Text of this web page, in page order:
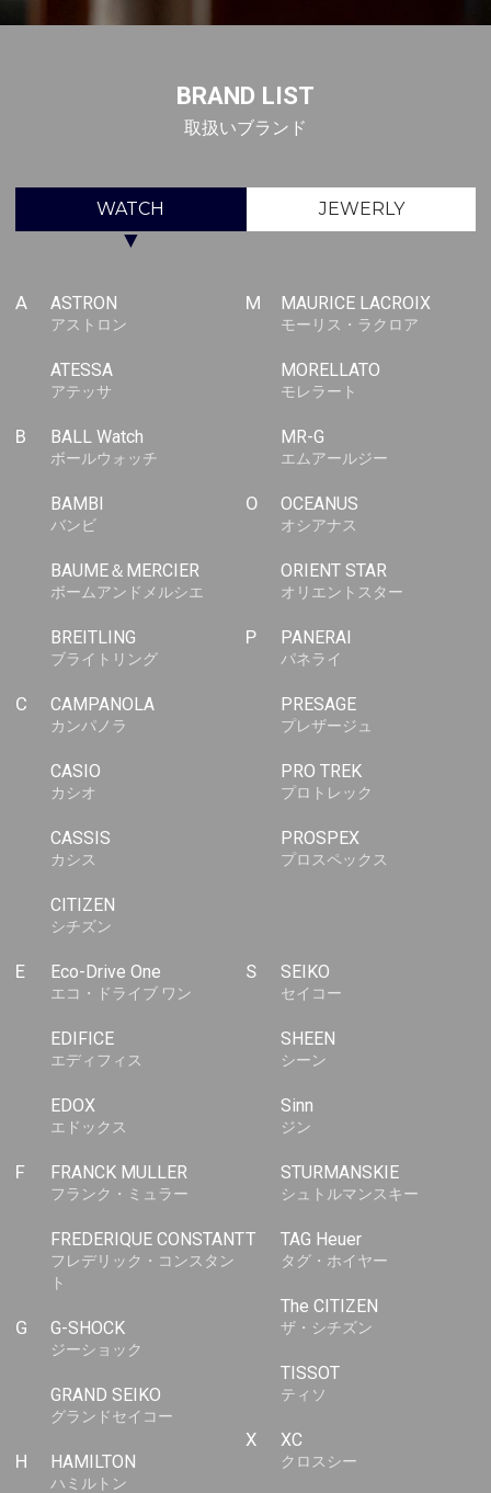
BRAND LIST
取扱いブランド
WATCH JEWERLY
▼
A ASTRON
アストロン
ATESSA
アテッサ
B BALL Watch
ボールウォッチ
BAMBI
バンビ
BAUME＆MERCIER
ボームアンドメルシエ
BREITLING
ブライトリング
C CAMPANOLA
カンパノラ
CASIO
カシオ
CASSIS
カシス
CITIZEN
シチズン
E Eco-Drive One
エコ・ドライブ ワン
EDIFICE
エディフィス
EDOX
エドックス
F FRANCK MULLER
フランク・ミュラー
FREDERIQUE CONSTANT
フレデリック・コンスタン
ト
G G-SHOCK
ジーショック
GRAND SEIKO
グランドセイコー
H HAMILTON
ハミルトン
M MAURICE LACROIX
モーリス・ラクロア
MORELLATO
モレラート
MR-G
エムアールジー
O OCEANUS
オシアナス
ORIENT STAR
オリエントスター
P PANERAI
パネライ
PRESAGE
プレザージュ
PRO TREK
プロトレック
PROSPEX
プロスペックス
S SEIKO
セイコー
SHEEN
シーン
Sinn
ジン
STURMANSKIE
シュトルマンスキー
T TAG Heuer
タグ・ホイヤー
The CITIZEN
ザ・シチズン
TISSOT
ティソ
X XC
クロスシー